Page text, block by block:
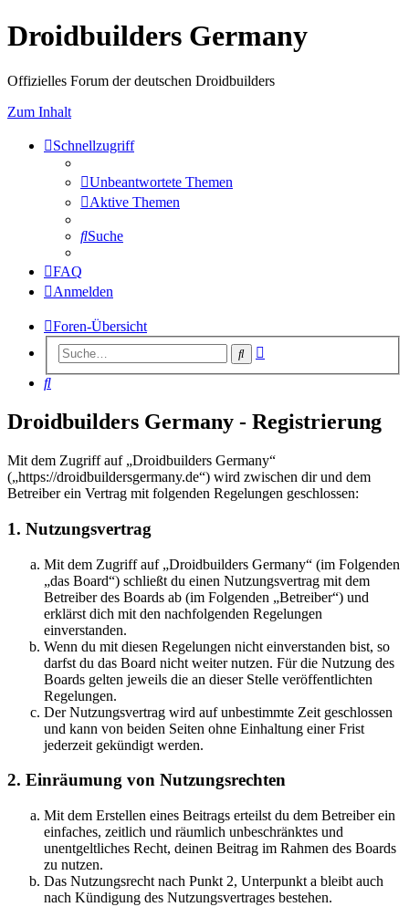
Droidbuilders Germany
Offizielles Forum der deutschen Droidbuilders
Zum Inhalt
Schnellzugriff
Unbeantwortete Themen
Aktive Themen
Suche
FAQ
Anmelden
Foren-Übersicht
Suche
Suche
Droidbuilders Germany - Registrierung
Mit dem Zugriff auf „Droidbuilders Germany“
(„https://droidbuildersgermany.de“) wird zwischen dir und dem
Betreiber ein Vertrag mit folgenden Regelungen geschlossen:
1. Nutzungsvertrag
Mit dem Zugriff auf „Droidbuilders Germany“ (im Folgenden
„das Board“) schließt du einen Nutzungsvertrag mit dem
Betreiber des Boards ab (im Folgenden „Betreiber“) und
erklärst dich mit den nachfolgenden Regelungen
einverstanden.
Wenn du mit diesen Regelungen nicht einverstanden bist, so
darfst du das Board nicht weiter nutzen. Für die Nutzung des
Boards gelten jeweils die an dieser Stelle veröffentlichten
Regelungen.
Der Nutzungsvertrag wird auf unbestimmte Zeit geschlossen
und kann von beiden Seiten ohne Einhaltung einer Frist
jederzeit gekündigt werden.
2. Einräumung von Nutzungsrechten
Mit dem Erstellen eines Beitrags erteilst du dem Betreiber ein
einfaches, zeitlich und räumlich unbeschränktes und
unentgeltliches Recht, deinen Beitrag im Rahmen des Boards
zu nutzen.
Das Nutzungsrecht nach Punkt 2, Unterpunkt a bleibt auch
nach Kündigung des Nutzungsvertrages bestehen.